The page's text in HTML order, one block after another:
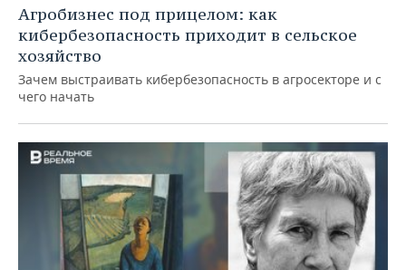
Агробизнес под прицелом: как
кибербезопасность приходит в сельское
хозяйство
Зачем выстраивать кибербезопасность в агросекторе и с
чего начать